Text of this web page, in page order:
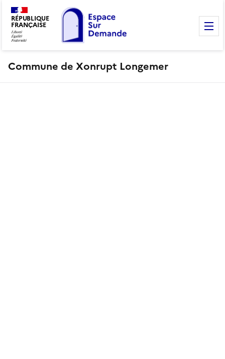
RÉPUBLIQUE
FRANÇAISE
Commune de Xonrupt Longemer